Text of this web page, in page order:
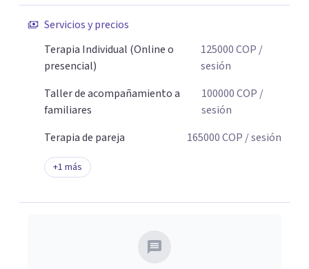
Servicios y precios
Terapia Individual (Online o
presencial)
125000COP /
sesión
Taller de acompañamiento a
familiares
100000COP /
sesión
Terapia de pareja
165000COP / sesión
+1 más